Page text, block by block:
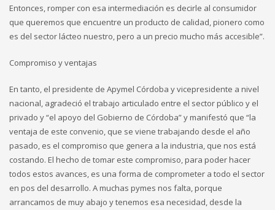
Entonces, romper con esa intermediación es decirle al consumidor
que queremos que encuentre un producto de calidad, pionero como
es del sector lácteo nuestro, pero a un precio mucho más accesible”.
Compromiso y ventajas
En tanto, el presidente de Apymel Córdoba y vicepresidente a nivel
nacional, agradeció el trabajo articulado entre el sector público y el
privado y “el apoyo del Gobierno de Córdoba” y manifestó que “la
ventaja de este convenio, que se viene trabajando desde el año
pasado, es el compromiso que genera a la industria, que nos está
costando. El hecho de tomar este compromiso, para poder hacer
todos estos avances, es una forma de comprometer a todo el sector
en pos del desarrollo. A muchas pymes nos falta, porque
arrancamos de muy abajo y tenemos esa necesidad, desde la